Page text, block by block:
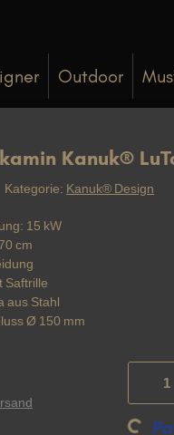
Outdoor
Kanuk®
Kategorie: Kanuk® Design
15 kW
cm
Saftrille
aus Stahl
Ø 150 mm
Loading...